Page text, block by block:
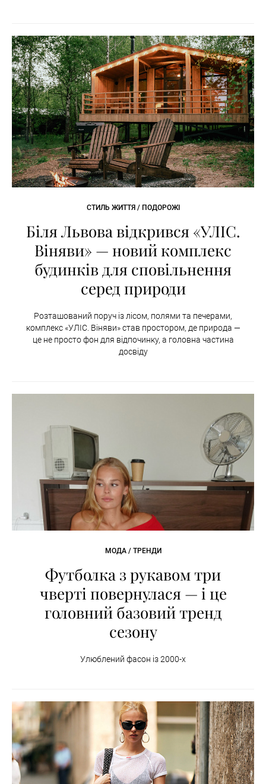
СТИЛЬ ЖИТТЯ / ПОДОРОЖІ
Біля Львова відкрився «УЛІС.
Віняви» — новий комплекс
будинків для сповільнення
серед природи
Розташований поруч із лісом, полями та печерами,
комплекс «УЛІС. Віняви» став простором, де природа —
це не просто фон для відпочинку, а головна частина
досвіду
МОДА / ТРЕНДИ
Футболка з рукавом три
чверті повернулася — і це
головний базовий тренд
сезону
Улюблений фасон із 2000-х